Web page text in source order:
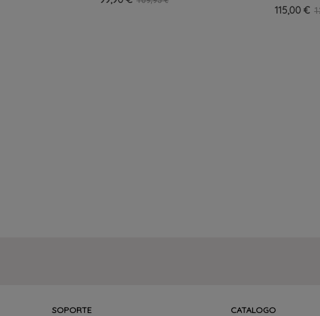
Wonders
115,00 €
SOPORTE CATALOGO